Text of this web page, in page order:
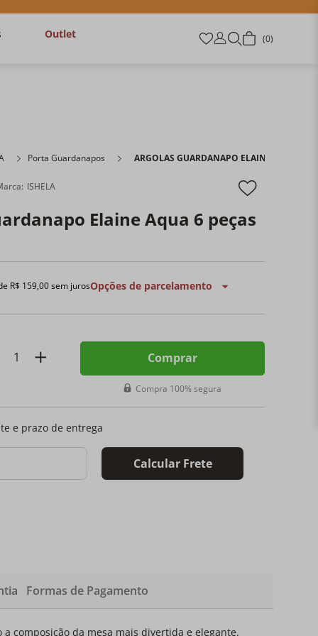
0
Outlet
Porta Guardanapos ARGOLAS GUARDANAPO ELAINE AQUA 6
ISHELA
Elaine Aqua 6 peças
R$ 159,00sem jurosOpções de parcelamento
Comprar
Compra 100% segura
e prazo de entrega
Calcular Frete
Formas de Pagamento
composição da mesa mais divertida e elegante.